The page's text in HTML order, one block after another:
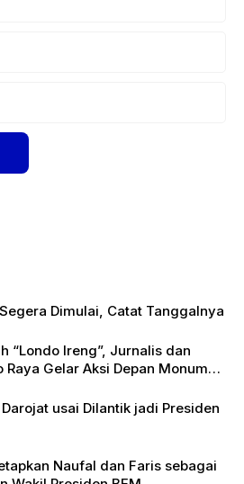
Dimulai, Catat Tanggalnya
“Londo Ireng”, Jurnalis dan
Raya Gelar Aksi Depan Monumen
usai Dilantik jadi Presiden
Naufal dan Faris sebagai